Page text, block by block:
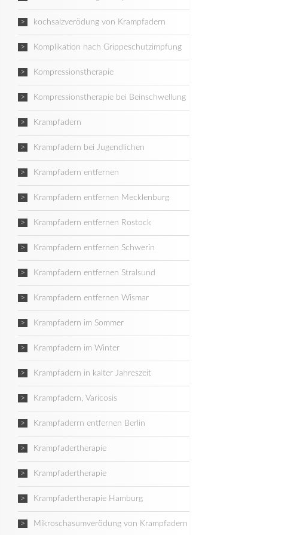
kochsalzverödung von Krampfadern
Komplikation nach Grippeschutzimpfung
Kompressionstherapie
Kompressionstherapie bei Beinschwellung
Krampfadern
Krampfadern bei Jugendlichen
Krampfadern entfernen
Krampfadern entfernen Mecklenburg
Krampfadern entfernen Rostock
Krampfadern entfernen Schwerin
Krampfadern entfernen Stralsund
Krampfadern entfernen Wismar
Krampfadern im Sommer
Krampfadern im Winter
Krampfadern in kalter Jahreszeit
Krampfadern, Varicosis
Krampfaderrn entfernen Berlin
Krampfadertherapie
Krampfadertherapie
Krampfadertherapie Hamburg
Mikroschasumverödung von Krampfadern